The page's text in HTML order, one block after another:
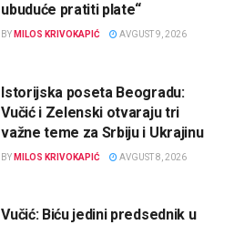
ubuduće pratiti plate“
BY MILOS KRIVOKAPIĆ AVGUST 9, 2026
Istorijska poseta Beogradu:
Vučić i Zelenski otvaraju tri
važne teme za Srbiju i Ukrajinu
BY MILOS KRIVOKAPIĆ AVGUST 8, 2026
Vučić: Biću jedini predsednik u